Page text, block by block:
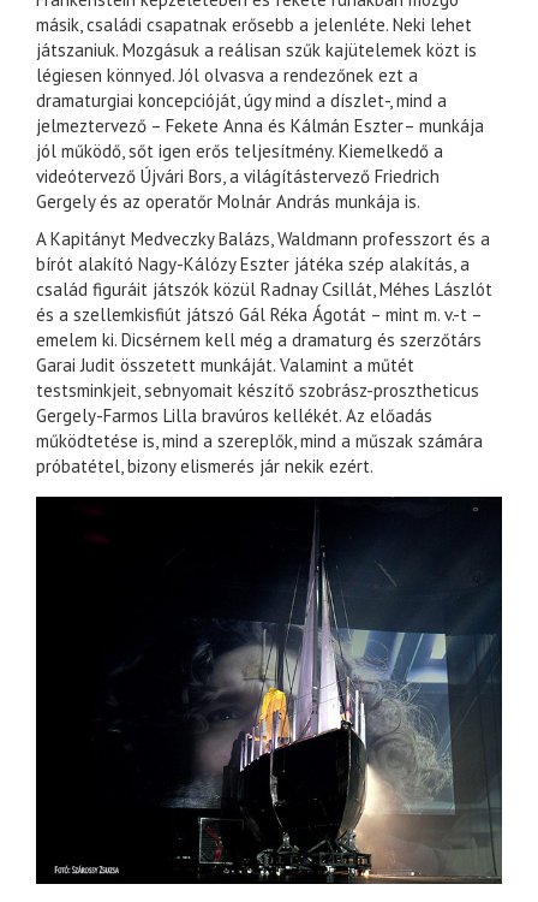
másik, családi csapatnak erősebb a jelenléte. Neki lehet
játszaniuk. Mozgásuk a reálisan szűk kajütelemek közt is
légiesen könnyed. Jól olvasva a rendezőnek ezt a
dramaturgiai koncepcióját, úgy mind a díszlet-, mind a
jelmeztervező – Fekete Anna és Kálmán Eszter– munkája
jól működő, sőt igen erős teljesítmény. Kiemelkedő a
videótervező Újvári Bors, a világítástervező Friedrich
Gergely és az operatőr Molnár András munkája is.
A Kapitányt Medveczky Balázs, Waldmann professzort és a
bírót alakító Nagy-Kálózy Eszter játéka szép alakítás, a
család figuráit játszók közül Radnay Csillát, Méhes Lászlót
és a szellemkisfiút játszó Gál Réka Ágotát – mint m. v.-t –
emelem ki. Dicsérnem kell még a dramaturg és szerzőtárs
Garai Judit összetett munkáját. Valamint a műtét
testsminkjeit, sebnyomait készítő szobrász-prosztheticus
Gergely-Farmos Lilla bravúros kellékét. Az előadás
működtetése is, mind a szereplők, mind a műszak számára
próbatétel, bizony elismerés jár nekik ezért.